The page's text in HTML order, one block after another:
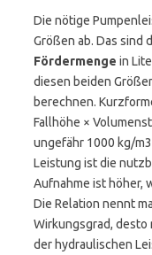
Die nötige
Größen ab. Das sind
Fördermenge in
diesen beiden
berechnen.
Fallhöhe ×
ungefähr 1000 kg/
Leistung ist die
Aufnahme ist höher,
Die Relation nennt
Wirkungsgrad,
der hydraulischen